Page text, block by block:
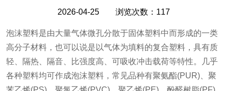
2026-04-25 浏览次数：117
泡沫塑料是由大量气体微孔分散于固体塑料中而形成的一类
高分子材料，也可以说是以气体为填料的复合塑料，具有质
轻、隔热、隔音、比强度高、可吸收冲击载荷等特性。几乎
各种塑料均可作成泡沫塑料，常见品种有聚氨酯(PUR)、聚